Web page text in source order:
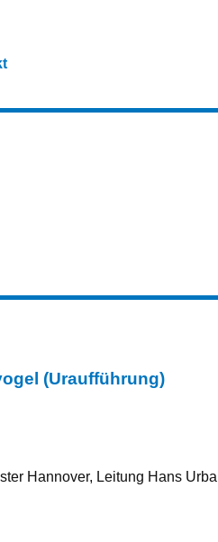
(Uraufführung)
Hannover, Leitung Hans